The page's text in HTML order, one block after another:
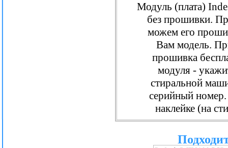
Модуль (плата)
без прошивки.
можем его
Вам модель.
прошивка
модуля -
стиральной
серийный номер.
наклейке (на